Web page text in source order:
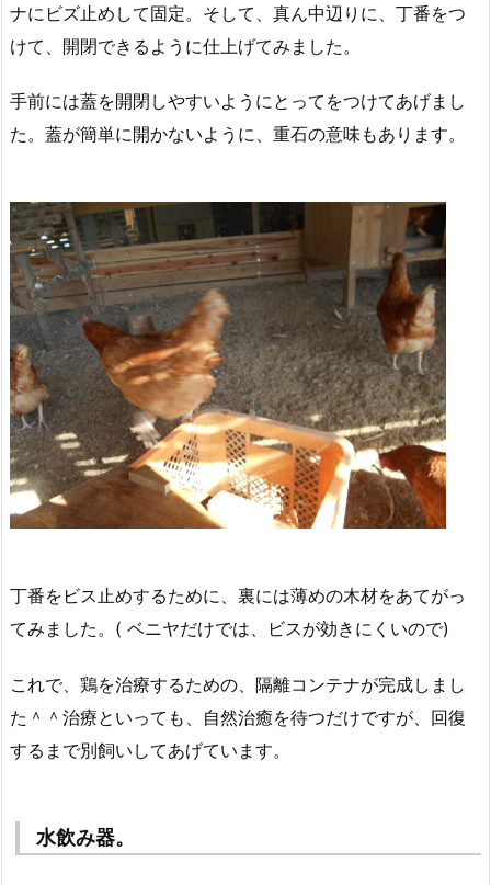
ナにビズ止めして固定。そして、真ん中辺りに、丁番をつ
けて、開閉できるように仕上げてみました。
手前には蓋を開閉しやすいようにとってをつけてあげまし
た。蓋が簡単に開かないように、重石の意味もあります。
丁番をビス止めするために、裏には薄めの木材をあてがっ
てみました。( ベニヤだけでは、ビスが効きにくいので)
これで、鶏を治療するための、隔離コンテナが完成しまし
た＾＾治療といっても、自然治癒を待つだけですが、回復
するまで別飼いしてあげています。
水飲み器。